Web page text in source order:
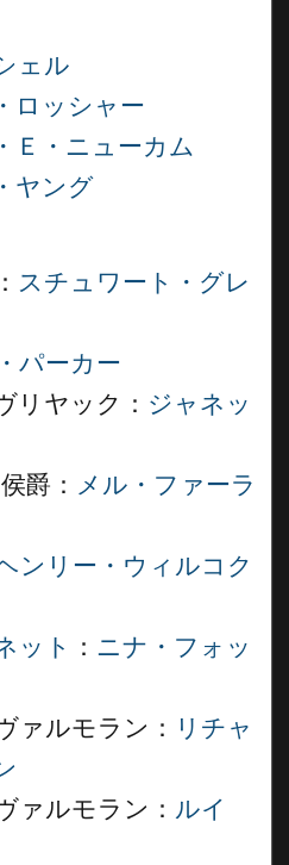
ェル
ロッシャー
Ｅ・ニューカム
ヤング
スチュワート・グレ
パーカー
リヤック： ジャネッ
爵： メル・ファーラ
ンリー・ウィルコク
ット
： ニナ・フォッ
ァルモラン： リチャ
ァルモラン： ルイ